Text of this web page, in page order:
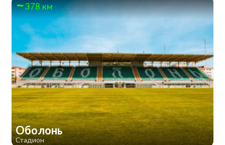
378 км
Оболонь
Стадион